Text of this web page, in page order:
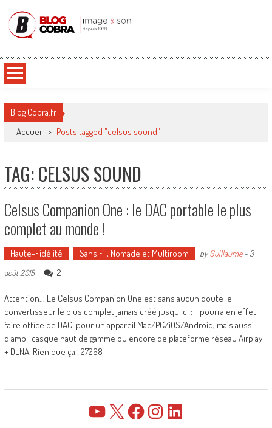
Blog Cobra
Blog Cobra.fr
Accueil > Posts tagged "celsus sound"
TAG: CELSUS SOUND
Celsus Companion One : le DAC portable le plus
complet au monde !
Haute-Fidélité Sans Fil, Nomade et Multiroom byGuillaume- 3
août 2015
2
Attention... Le Celsus Companion One est sans aucun doute le
convertisseur le plus complet jamais créé jusqu'ici : il pourra en effet
faire office de DAC pour un appareil Mac/PC/iOS/Android, mais aussi
d'ampli casque haut de gamme ou encore de plateforme réseau Airplay
+ DLNA. Rien que ça ! 27268
YouTube FacebookInstagramLinkedIn